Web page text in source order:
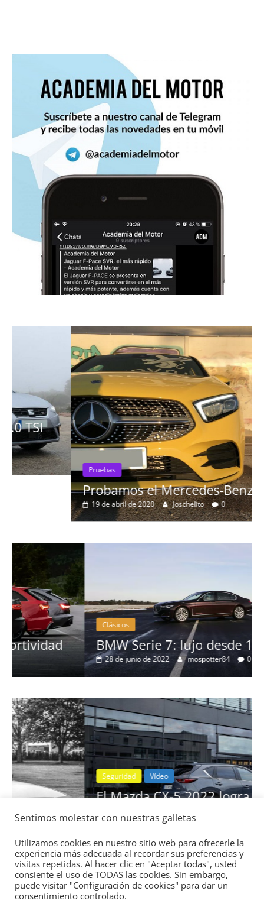
Pruebas
Probamos el Mercedes-Benz A200d
19 de abril de 2020 Joschelito 0
Clásicos
BMW Serie 7: lujo desde 1977
28 de junio de 2022 mospotter84 0
Seguridad Vídeo
El Mazda CX-5 2022 logra la máxima
nota en las pruebas de seguridad del
IIHS
11 de noviembre de 2021 mospotter84 0
Sentimos molestar con nuestras galletas
Utilizamos cookies en nuestro sitio web para ofrecerle la
experiencia más adecuada al recordar sus preferencias y
visitas repetidas. Al hacer clic en "Aceptar todas", usted
consiente el uso de TODAS las cookies. Sin embargo,
puede visitar "Configuración de cookies" para dar un
consentimiento controlado.